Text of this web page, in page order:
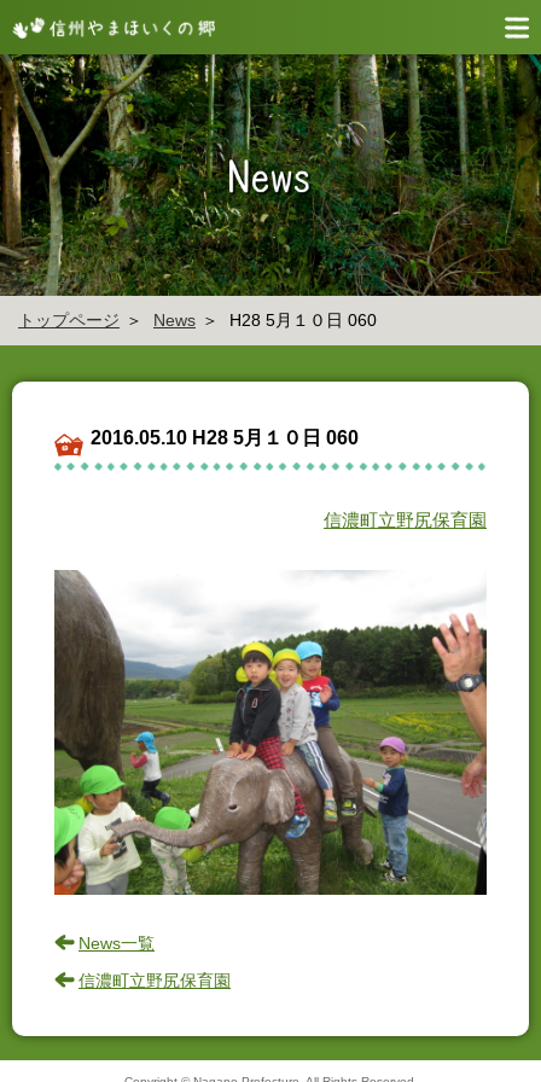
トップページ News H28 5月１０日 060
2016.05.10 H28 5月１０日 060
信濃町立野尻保育園
News一覧
信濃町立野尻保育園